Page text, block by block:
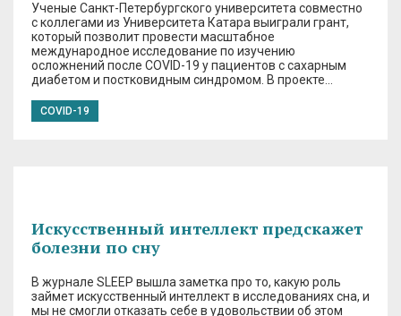
Ученые Санкт-Петербургского университета совместно
с коллегами из Университета Катара выиграли грант,
который позволит провести масштабное
международное исследование по изучению
осложнений после COVID-19 у пациентов с сахарным
диабетом и постковидным синдромом. В проекте…
COVID-19
Искусственный интеллект предскажет
болезни по сну
В журнале SLEEP вышла заметка про то, какую роль
займет искусственный интеллект в исследованиях сна, и
мы не смогли отказать себе в удовольствии об этом